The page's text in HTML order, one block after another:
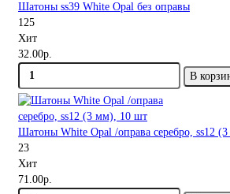
Шатоны ss39 White Opal без оправы
125
Хит
32.00р.
В
Шатоны White Opal /оправа серебро, ss12
23
Хит
71.00р.